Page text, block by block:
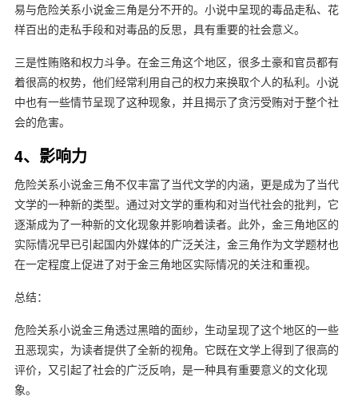
易与危险关系小说金三角是分不开的。小说中呈现的毒品走私、花
样百出的走私手段和对毒品的反思，具有重要的社会意义。
三是性贿赂和权力斗争。在金三角这个地区，很多土豪和官员都有
着很高的权势，他们经常利用自己的权力来换取个人的私利。小说
中也有一些情节呈现了这种现象，并且揭示了贪污受贿对于整个社
会的危害。
4、影响力
危险关系小说金三角不仅丰富了当代文学的内涵，更是成为了当代
文学的一种新的类型。通过对文学的重构和对当代社会的批判，它
逐渐成为了一种新的文化现象并影响着读者。此外，金三角地区的
实际情况早已引起国内外媒体的广泛关注，金三角作为文学题材也
在一定程度上促进了对于金三角地区实际情况的关注和重视。
总结：
危险关系小说金三角透过黑暗的面纱，生动呈现了这个地区的一些
丑恶现实，为读者提供了全新的视角。它既在文学上得到了很高的
评价，又引起了社会的广泛反响，是一种具有重要意义的文化现
象。